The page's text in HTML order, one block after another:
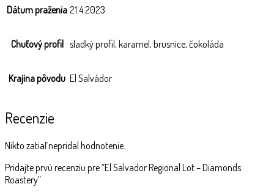
Dátum praženia 21.4.2023
Chuťový profil sladký profil, karamel, brusnice, čokoláda
Krajina pôvodu El Salvádor
Recenzie
Nikto zatiaľ nepridal hodnotenie.
Pridajte prvú recenziu pre “El Salvador Regional Lot – Diamonds
Roastery”